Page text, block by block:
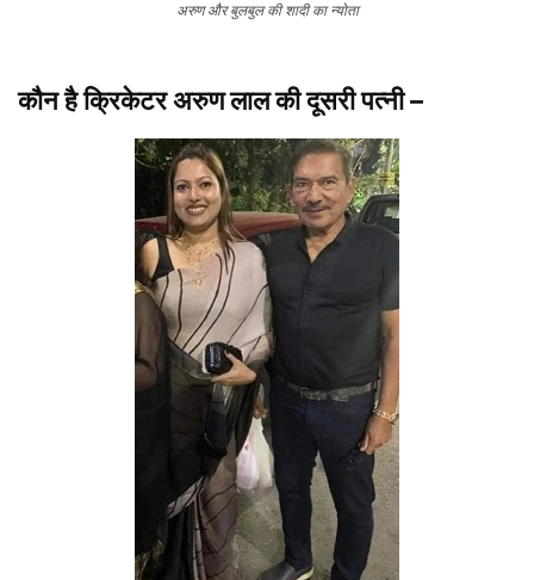
अरुण और बुलबुल की शादी का न्योता
कौन है क्रिकेटर अरुण लाल की दूसरी पत्नी–